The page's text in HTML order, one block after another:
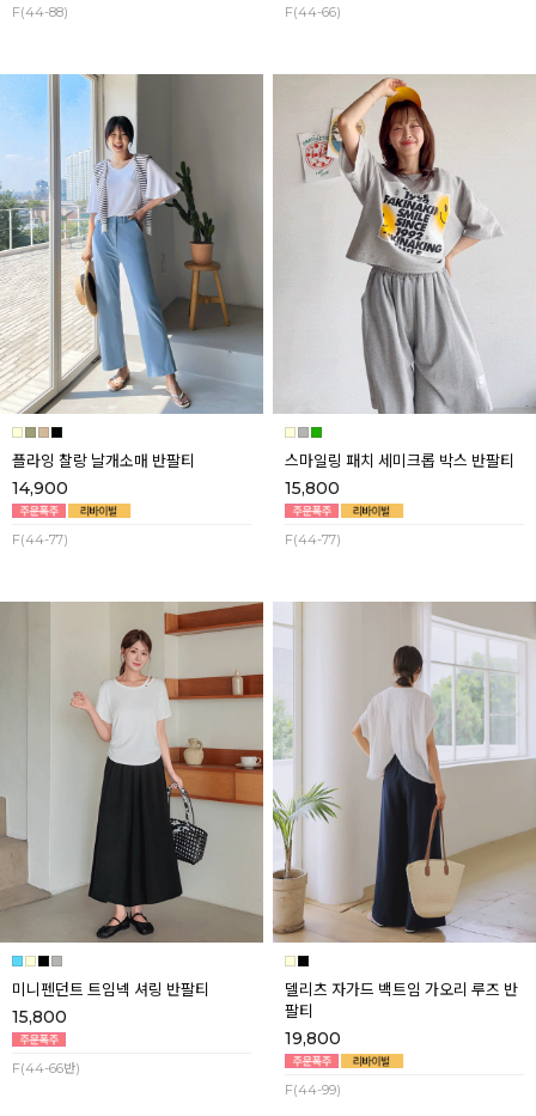
F(44-88) F(44-66)
플라잉 찰랑 날개소매 반팔티
14,900
F(44-77)
스마일링 패치 세미크롭 박스 반팔티
15,800
F(44-77)
미니펜던트 트임넥 셔링 반팔티
15,800
F(44-66반)
델리츠 자가드 백트임 가오리 루즈 반
팔티
19,800
F(44-99)